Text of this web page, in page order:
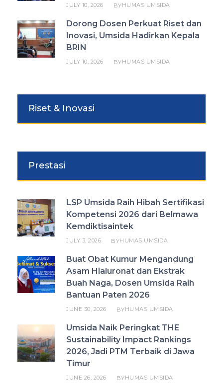
JULY 10, 2026 BYHUMAS UMSIDA
Dorong Dosen Perkuat Riset dan
Inovasi, Umsida Hadirkan Kepala
BRIN
JULY 10, 2026 BYHUMAS UMSIDA
Riset & Inovasi
Prestasi
LSP Umsida Raih Hibah Sertifikasi
Kompetensi 2026 dari Belmawa
Kemdiktisaintek
JULY 3, 2026 BYHUMAS UMSIDA
Buat Obat Kumur Mengandung
Asam Hialuronat dan Ekstrak
Buah Naga, Dosen Umsida Raih
Bantuan Paten 2026
JUNE 30, 2026 BYHUMAS UMSIDA
Umsida Naik Peringkat THE
Sustainability Impact Rankings
2026, Jadi PTM Terbaik di Jawa
Timur
JUNE 26, 2026 BYHUMAS UMSIDA